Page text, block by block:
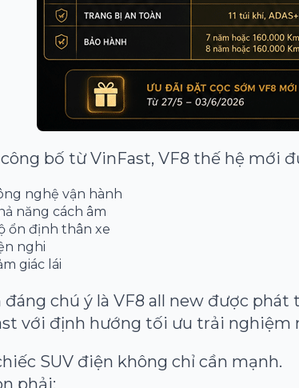
bố từ VinFast, VF8 thế hệ mới
nghệ vận hành
năng cách âm
ổn định thân xe
nghi
giác lái
chú ý là VF8 all new được
với định hướng tối ưu trải nghiệm
SUV điện không chỉ cần mạnh.